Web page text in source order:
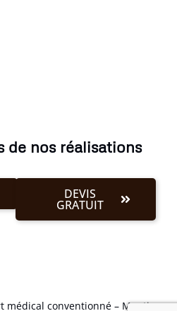
de nos réalisations
DEVIS
GRATUIT
médical conventionné – Mentions